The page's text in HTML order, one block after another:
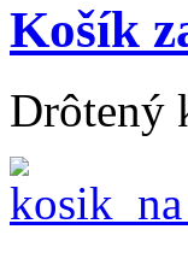
Košík
Drôtený